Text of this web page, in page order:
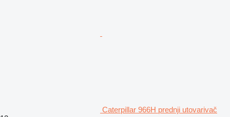
Caterpillar 966H prednji utovarivač